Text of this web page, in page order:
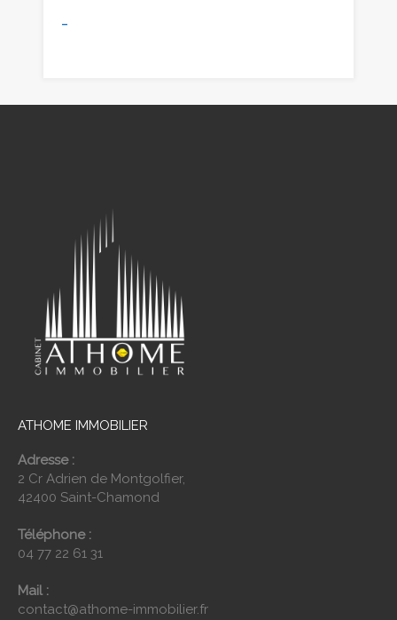
-
ATHOME IMMOBILIER
Adresse :
2 Cr Adrien de Montgolfier,
42400 Saint-Chamond
Téléphone :
04 77 22 61 31
Mail :
contact@athome-immobilier.fr